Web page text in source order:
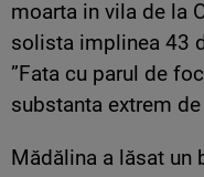
moarta in vila de la
solista implinea 43
”Fata cu parul de
substanta extrem
Mădălina a lăsat un